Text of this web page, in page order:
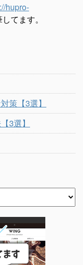
hupro-
てます。
策【3選】
3選】